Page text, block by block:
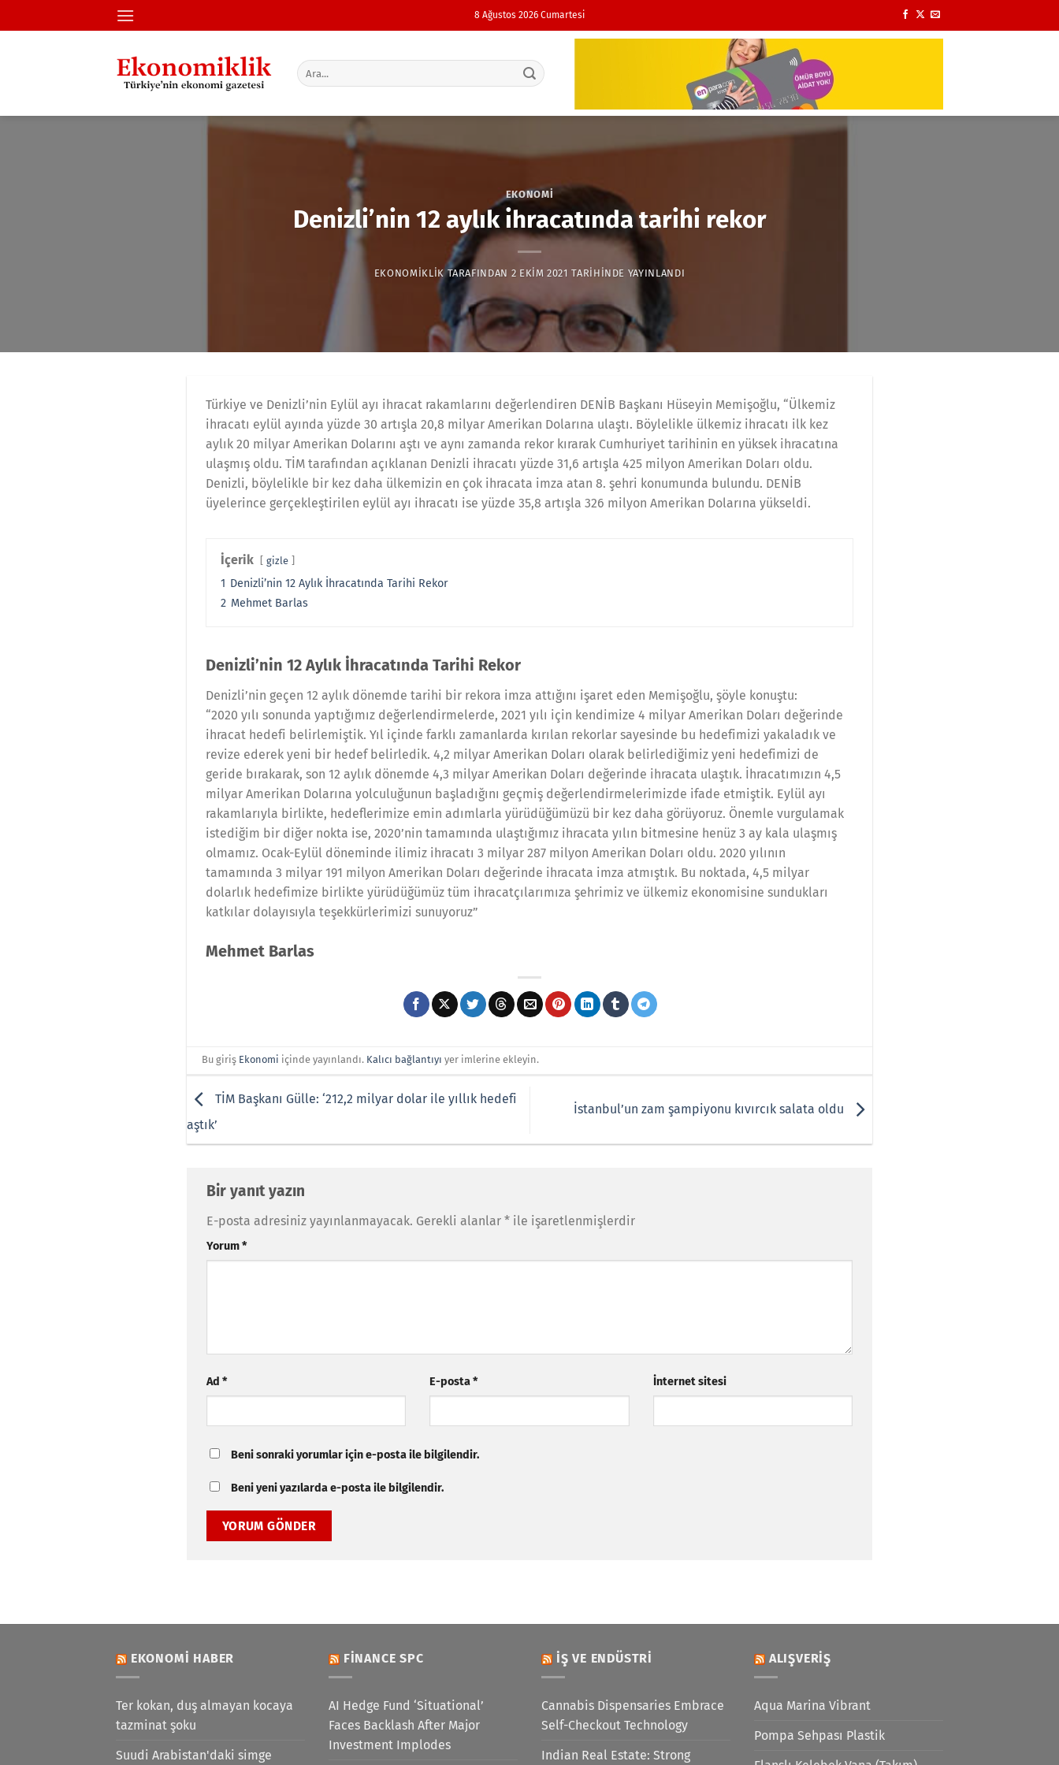
atla
8 Ağustos 2026 Cumartesi
EKONOMI
Denizli’nin 12 aylık ihracatında tarihi rekor
EKONOMIKLIKTARAFINDAN 2 EKIM 2021 TARIHINDE YAYINLANDI
Türkiye ve Denizli’nin Eylül ayı ihracat rakamlarını değerlendiren DENİB Başkanı Hüseyin Memişoğlu, “Ülkemiz
ihracatı eylül ayında yüzde 30 artışla 20,8 milyar Amerikan Dolarına ulaştı. Böylelikle ülkemiz ihracatı ilk kez
aylık 20 milyar Amerikan Dolarını aştı ve aynı zamanda rekor kırarak Cumhuriyet tarihinin en yüksek ihracatına
ulaşmış oldu. TİM tarafından açıklanan Denizli ihracatı yüzde 31,6 artışla 425 milyon Amerikan Doları oldu.
Denizli, böylelikle bir kez daha ülkemizin en çok ihracata imza atan 8. şehri konumunda bulundu. DENİB
üyelerince gerçekleştirilen eylül ayı ihracatı ise yüzde 35,8 artışla 326 milyon Amerikan Dolarına yükseldi.
İçerik gizle
1 Denizli’nin 12 Aylık İhracatında Tarihi Rekor
2 Mehmet Barlas
Denizli’nin 12 Aylık İhracatında Tarihi Rekor
Denizli’nin geçen 12 aylık dönemde tarihi bir rekora imza attığını işaret eden Memişoğlu, şöyle konuştu:
“2020 yılı sonunda yaptığımız değerlendirmelerde, 2021 yılı için kendimize 4 milyar Amerikan Doları değerinde
ihracat hedefi belirlemiştik. Yıl içinde farklı zamanlarda kırılan rekorlar sayesinde bu hedefimizi yakaladık ve
revize ederek yeni bir hedef belirledik. 4,2 milyar Amerikan Doları olarak belirlediğimiz yeni hedefimizi de
geride bırakarak, son 12 aylık dönemde 4,3 milyar Amerikan Doları değerinde ihracata ulaştık. İhracatımızın 4,5
milyar Amerikan Dolarına yolculuğunun başladığını geçmiş değerlendirmelerimizde ifade etmiştik. Eylül ayı
rakamlarıyla birlikte, hedeflerimize emin adımlarla yürüdüğümüzü bir kez daha görüyoruz. Önemle vurgulamak
istediğim bir diğer nokta ise, 2020’nin tamamında ulaştığımız ihracata yılın bitmesine henüz 3 ay kala ulaşmış
olmamız. Ocak-Eylül döneminde ilimiz ihracatı 3 milyar 287 milyon Amerikan Doları oldu. 2020 yılının
tamamında 3 milyar 191 milyon Amerikan Doları değerinde ihracata imza atmıştık. Bu noktada, 4,5 milyar
dolarlık hedefimize birlikte yürüdüğümüz tüm ihracatçılarımıza şehrimiz ve ülkemiz ekonomisine sundukları
katkılar dolayısıyla teşekkürlerimizi sunuyoruz”
Mehmet Barlas
Bu giriş Ekonomi içinde yayınlandı. Kalıcı bağlantıyı yer imlerine ekleyin.
TİM Başkanı Gülle: ‘212,2 milyar dolar ile yıllık hedefi
aştık’
İstanbul’un zam şampiyonu kıvırcık salata oldu
Bir yanıt yazın
E-posta adresiniz yayınlanmayacak. Gerekli alanlar * ile işaretlenmişlerdir
Yorum*
Ad * E-posta* İnternet sitesi
Beni sonraki yorumlar için e-posta ile bilgilendir.
Beni yeni yazılarda e-posta ile bilgilendir.
EKONOMI HABER
Ter kokan, duş almayan kocaya
tazminat şoku
Suudi Arabistan'daki simge
FINANCE SPC
AI Hedge Fund ‘Situational’
Faces Backlash After Major
Investment Implodes
İŞ VE ENDÜSTRI
Cannabis Dispensaries Embrace
Self-Checkout Technology
Indian Real Estate: Strong
ALIŞVERIŞ
Aqua Marina Vibrant
Pompa Sehpası Plastik